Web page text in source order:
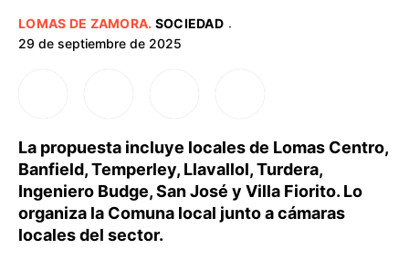
LOMAS DE ZAMORA. SOCIEDAD ·
29 de septiembre de 2025
La propuesta incluye locales de Lomas Centro,
Banfield, Temperley, Llavallol, Turdera,
Ingeniero Budge, San José y Villa Fiorito. Lo
organiza la Comuna local junto a cámaras
locales del sector.